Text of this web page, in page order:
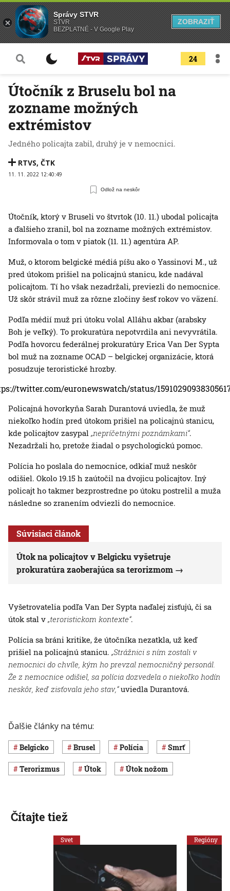
24
Útočník z Bruselu bol na
zozname možných
extrémistov
Jedného policajta zabil, druhý je v nemocnici.
RTVS, ČTK
11. 11. 2022 12:40:49
Odlož na neskôr
Útočník, ktorý v Bruseli vo štvrtok (10. 11.) ubodal policajta
a ďalšieho zranil, bol na zozname možných extrémistov.
Informovala o tom v piatok (11. 11.) agentúra AP.
Muž, o ktorom belgické médiá píšu ako o Yassinovi M., už
pred útokom prišiel na policajnú stanicu, kde nadával
policajtom. Tí ho však nezadržali, previezli do nemocnice.
Už skôr strávil muž za rôzne zločiny šesť rokov vo väzení.
Podľa médií muž pri útoku volal Alláhu akbar (arabsky
Boh je veľký). To prokuratúra nepotvrdila ani nevyvrátila.
Podľa hovorcu federálnej prokuratúry Erica Van Der Sypta
bol muž na zozname OCAD – belgickej organizácie, ktorá
posudzuje teroristické hrozby.
twitter.com/euronewswatch/status/
Policajná hovorkyňa Sarah Durantová uviedla, že muž
niekoľko hodín pred útokom prišiel na policajnú stanicu,
kde policajtov zasypal „nepríčetnými poznámkami“.
Nezadržali ho, pretože žiadal o psychologickú pomoc.
Polícia ho poslala do nemocnice, odkiaľ muž neskôr
odišiel. Okolo 19.15 h zaútočil na dvojicu policajtov. Iný
policajt ho takmer bezprostredne po útoku postrelil a muža
následne so zranením odviezli do nemocnice.
Súvisiaci článok
Útok na policajtov v Belgicku vyšetruje
prokuratúra zaoberajúca sa terorizmom
Vyšetrovatelia podľa Van Der Sypta naďalej zisťujú, či sa
útok stal v „teroristickom kontexte“.
Polícia sa bráni kritike, že útočníka nezatkla, už keď
prišiel na policajnú stanicu. „Strážnici s ním zostali v
nemocnici do chvíle, kým ho prevzal nemocničný personál.
Že z nemocnice odišiel, sa polícia dozvedela o niekoľko hodín
neskôr, keď zisťovala jeho stav,“uviedla Durantová.
Ďalšie články na tému:
Belgicko Brusel polícia smrť
terorizmus útok útok nožom
Čítajte tiež
Svet Regióny
Správy STVR
STVR
BEZPLATNÉ - V Google Play
ZOBRAZIŤ